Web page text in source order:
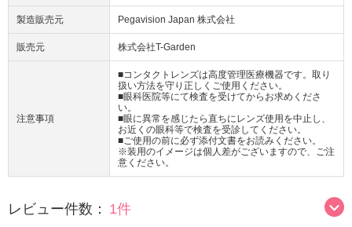
製造販売元 Pegavision Japan 株式会社
販売元 株式会社T-Garden
注意事項
■コンタクトレンズは高度管理医療機器です。取り
扱い方法を守り正しくご使用ください。
■眼科医院等にて検査を受けてからお求めくださ
い。
■眼に異常を感じたら直ちにレンズ使用を中止し、
お近くの眼科等で検査を受診してください。
■ご使用の前に必ず添付文書をお読みください。
※装用のイメージは個人差がございますので、ご注
意ください。
レビュー件数： 1件